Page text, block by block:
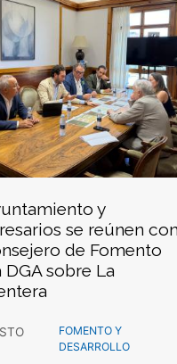
y
se reúnen con
de Fomento
DGA sobre La
FOMENTO Y
DESARROLLO